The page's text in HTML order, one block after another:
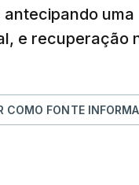
antecipando uma
e recuperação
COMO FONTE